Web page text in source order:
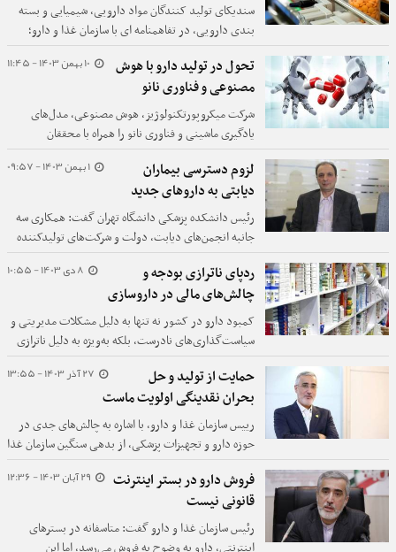
سندیکای تولید کنندگان مواد دارویی، شیمیایی و بسته
بندی دارویی، در تفاهمنامه ای با سازمان غذا و دارو؛
حمایت از تولید کنندگان مواد اولیه دارویی را مورد توجه
قرار داده است.
10 بهمن 1403 - 11:45
تحول در تولید دارو با هوش
مصنوعی و فناوری نانو
شرکت میکروپورتکنولوژیز، هوش مصنوعی، مدل‌های
یادگیری ماشینی و فناوری نانو را همراه با محققان
دانشگاهی برای افزایش کارایی فرمولاسیون دارو به‌کار
خواهد گرفت.
1 بهمن 1403 - 09:57
لزوم دسترسی بیماران
دیابتی به داروهای جدید
رئیس دانشکده پزشکی دانشگاه تهران گفت: همکاری سه‌
جانبه انجمن‌های دیابت، دولت و شرکت‌های تولیدکننده
داروهای دیابت می‌تواند دسترسی بیماران به داروهای
جدید درمان دیابت را تسهیل کند.
8 دی 1403 - 10:55
ردپای ناترازی بودجه و
چالش‌های مالی در داروسازی
کمبود دارو در کشور نه تنها به دلیل مشکلات مدیریتی و
سیاست‌گذاری‌های نادرست، بلکه به‌ویژه به دلیل ناترازی
در تأمین بودجه و کمبود منابع مالی به‌وجود آمده است.
در حالی که برنامه‌ریزی‌های اقتصادی و طرح‌های حمایتی
مانند "طرح دارویار" به‌طور کلی با هدف کاهش هزینه‌های
دارو برای مردم اجرا شده‌اند، اما مشکلات مالی و عدم
تخصیص منابع کافی باعث ایجاد اختلالات جدی در این
حوزه شده است.
27 آذر 1403 - 13:55
حمایت از تولید و حل
بحران نقدینگی اولویت ماست
رییس سازمان غذا و دارو، با اشاره به چالش‌های جدی در
حوزه دارو و تجهیزات پزشکی، از بدهی سنگین سازمان غذا
و دارو به صنایع دارویی و تجهیزات پزشکی خبر داد.
29 آبان 1403 - 12:36
فروش دارو در بستر اینترنت
قانونی نیست
رئیس سازمان غذا و دارو گفت: متاسفانه در بستر‌های